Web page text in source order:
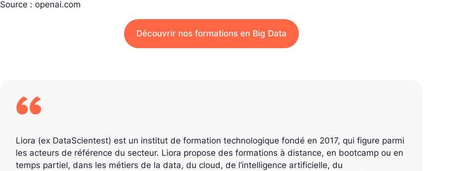
Source : openai.com
Découvrir nos formations en Big Data
Liora (ex DataScientest) est un institut de formation technologique fondé en 2017, qui figure parmi
les acteurs de référence du secteur. Liora propose des formations à distance, en bootcamp ou en
temps partiel, dans les métiers de la data, du cloud, de l’intelligence artificielle, du